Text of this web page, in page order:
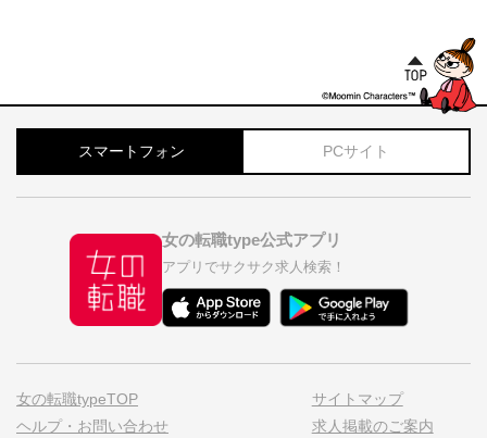
スマートフォン PCサイト
女の転職type公式アプリ
アプリでサクサク求人検索！
女の転職typeTOP
ヘルプ・お問い合わせ
サイトマップ
求人掲載のご案内